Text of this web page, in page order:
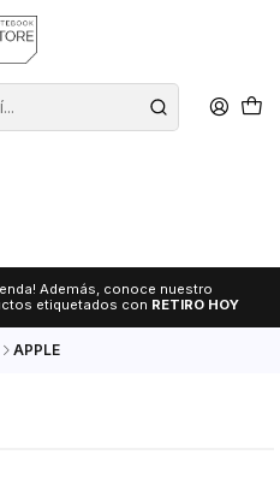
Además, conoce nuestro
etiquetados con RETIRO HOY
APPLE